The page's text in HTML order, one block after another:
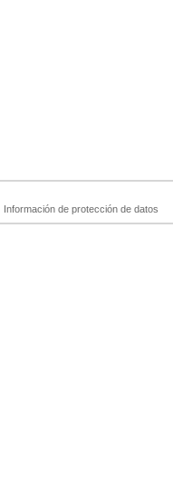
Información de protección de datos